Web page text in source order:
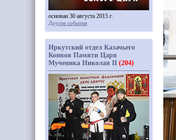
основан 30 августа 2015 г.
Другие события
Иркутский отдел Казачьего
Конвоя Памяти Царя
Мученика Николая II (204)